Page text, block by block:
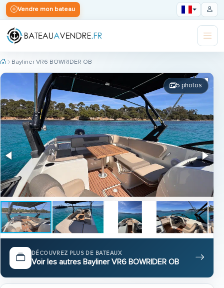
Vendre mon bateau
Bayliner VR6 BOWRIDER OB
5 photos
DÉCOUVREZ PLUS DE BATEAUX
Voir les autres Bayliner VR6 BOWRIDER OB